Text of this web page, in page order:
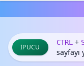
İPUCU
CTRL +